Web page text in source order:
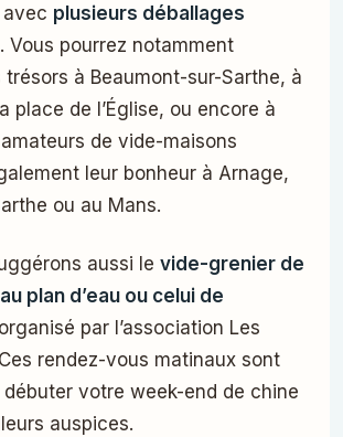
plusieurs déballages
. Vous pourrez notamment
trésors à Beaumont-sur-Sarthe, à
place de l’Église, ou encore à
de vide-maisons
leur bonheur à Arnage,
ou au Mans.
aussi le vide-grenier de
plan d’eau ou celui de
par l’association Les
rendez-vous matinaux sont
votre week-end de chine
auspices.